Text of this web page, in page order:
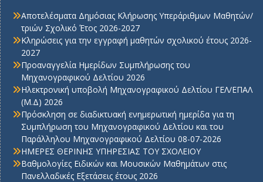
Αποτελέσματα Δημόσιας Κλήρωσης Υπεράριθμων Μαθητών/
τριών Σχολικό Έτος 2026-2027
Κληρώσεις για την εγγραφή μαθητών σχολικού έτους 2026-
2027
Προαναγγελία Ημερίδων Συμπλήρωσης του
Μηχανογραφικού Δελτίου 2026
Ηλεκτρονική υποβολή Μηχανογραφικού Δελτίου ΓΕΛ/ΕΠΑΛ
(Μ.Δ) 2026
Πρόσκληση σε διαδικτυακή ενημερωτική ημερίδα για τη
Συμπλήρωση του Μηχανογραφικού Δελτίου και του
Παράλληλου Μηχανογραφικού Δελτίου 08-07-2026
ΗΜΕΡΕΣ ΘΕΡΙΝΗΣ ΥΠΗΡΕΣΙΑΣ ΤΟΥ ΣΧΟΛΕΙΟΥ
Βαθμολογίες Ειδικών και Μουσικών Μαθημάτων στις
Πανελλαδικές Εξετάσεις έτους 2026